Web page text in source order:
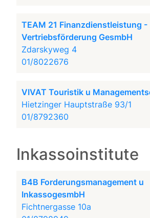
TEAM 21 Finanzdienstleistung -
Vertriebsförderung GesmbH
Zdarskyweg 4
01/8022676
VIVAT Touristik u
Hietzinger Hauptstraße 93/1
01/8792360
Inkassoinstitute
B4B Forderungsmanagement u
InkassogesmbH
Fichtnergasse 10a